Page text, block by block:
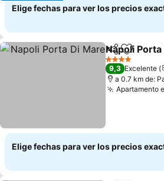
Elige fechas para ver los precios
Compartir
Agregar
Napoli
4 Estrellas
9,3 Excelente
a 0.7 km de:
Apartamento
Elige fechas para ver los precios